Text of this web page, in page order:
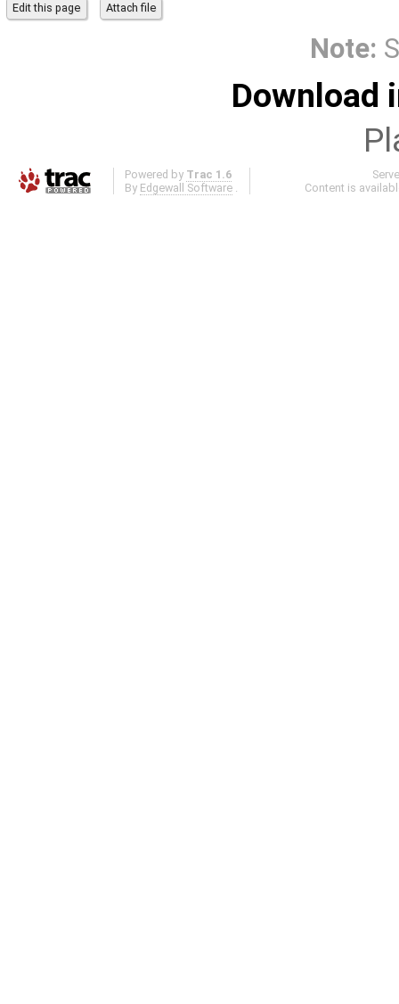
Note:
Download
Powered by Trac 1.6
By Edgewall Software .
Content is